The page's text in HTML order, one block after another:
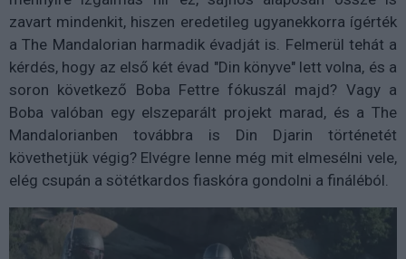
zavart mindenkit, hiszen eredetileg ugyanekkorra ígérték
a The Mandalorian harmadik évadját is. Felmerül tehát a
kérdés, hogy az első két évad "Din könyve" lett volna, és a
soron következő Boba Fettre fókuszál majd? Vagy a
Boba valóban egy elszeparált projekt marad, és a The
Mandalorianben továbbra is Din Djarin történetét
követhetjük végig? Elvégre lenne még mit elmesélni vele,
elég csupán a sötétkardos fiaskóra gondolni a fináléból.